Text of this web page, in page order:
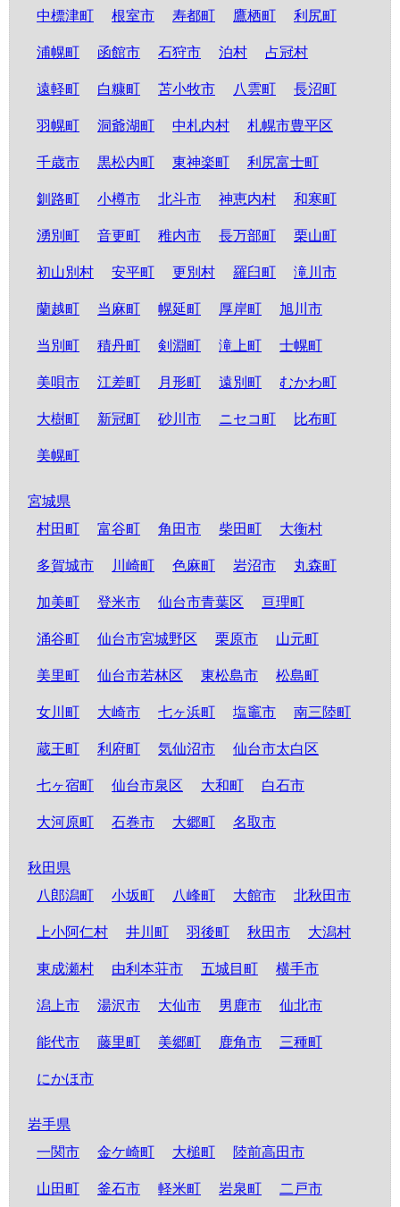
中標津町 根室市 寿都町 鷹栖町 利尻町
浦幌町 函館市 石狩市 泊村 占冠村
遠軽町 白糠町 苫小牧市 八雲町 長沼町
羽幌町 洞爺湖町 中札内村 札幌市豊平区
千歳市 黒松内町 東神楽町 利尻富士町
釧路町 小樽市 北斗市 神恵内村 和寒町
湧別町 音更町 稚内市 長万部町 栗山町
初山別村 安平町 更別村 羅臼町 滝川市
蘭越町 当麻町 幌延町 厚岸町 旭川市
当別町 積丹町 剣淵町 滝上町 士幌町
美唄市 江差町 月形町 遠別町 むかわ町
大樹町 新冠町 砂川市 ニセコ町 比布町
美幌町
宮城県
村田町
富谷町 角田市 柴田町 大衡村
多賀城市 川崎町 色麻町 岩沼市 丸森町
加美町 登米市 仙台市青葉区 亘理町
涌谷町 仙台市宮城野区 栗原市 山元町
美里町 仙台市若林区 東松島市 松島町
女川町 大崎市 七ヶ浜町 塩竈市 南三陸町
蔵王町 利府町 気仙沼市 仙台市太白区
七ヶ宿町 仙台市泉区 大和町 白石市
大河原町 石巻市 大郷町 名取市
秋田県
八郎潟町
小坂町 八峰町 大館市 北秋田市
上小阿仁村 井川町 羽後町 秋田市 大潟村
東成瀬村 由利本荘市 五城目町 横手市
潟上市 湯沢市 大仙市 男鹿市 仙北市
能代市 藤里町 美郷町 鹿角市 三種町
にかほ市
岩手県
一関市
金ケ崎町 大槌町 陸前高田市
山田町 釜石市 軽米町 岩泉町 二戸市